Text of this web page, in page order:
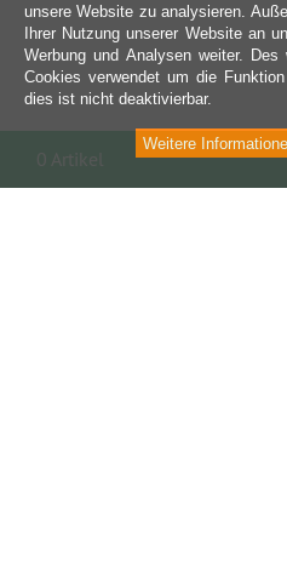
unsere Website zu analysieren.
Ihrer Nutzung unserer Website an
Werbung und Analysen weiter.
Cookies verwendet um die
dies ist nicht deaktivierbar.
Weitere